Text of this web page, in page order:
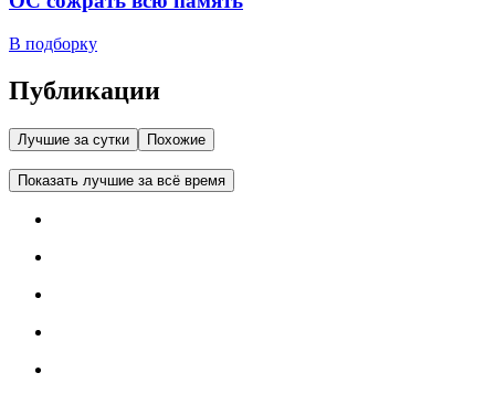
В подборку
Публикации
Лучшие за сутки Похожие
Показать лучшие за всё время